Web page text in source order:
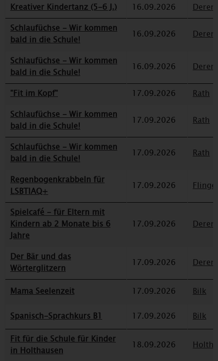
Kreativer Kindertanz (5-6 J.)
16.09.2026
Schlaufüchse - Wir kommen
bald in die Schule!
16.09.2026
Schlaufüchse - Wir kommen
bald in die Schule!
16.09.2026
"Fit im Kopf" 17.09.2026
Rath
Schlaufüchse - Wir kommen
bald in die Schule!
17.09.2026 Rath
Schlaufüchse - Wir kommen
bald in die Schule!
17.09.2026 Rath
Regenbogenkrabbeln für
LSBTIAQ+
17.09.2026
Spielcafé - für Eltern mit
Kindern ab 2 Monate bis 6
Jahre
17.09.2026
Der Bär und das
Wörterglitzern
17.09.2026
Mama Seelenzeit 17.09.2026 Bilk
Spanisch-Sprachkurs B1 17.09.2026
Bilk
Fit für die Schule für Kinder
in Holthausen
18.09.2026